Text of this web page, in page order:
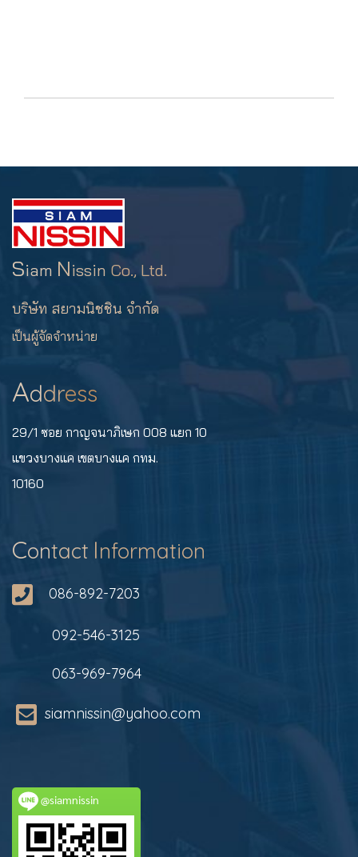
Siam Nissin Co., Ltd.
บริษัท สยามนิชชิน จำกัด
เป็นผู้จัดจำหน่าย
Address
29/1 ซอย กาญจนาภิเษก 008 แยก 10
แขวงบางแค เขตบางแค กทม.
10160
Contact Information
086-892-7203
092-546-3125
063-969-7964
siamnissin@yahoo.com
@siamnissin